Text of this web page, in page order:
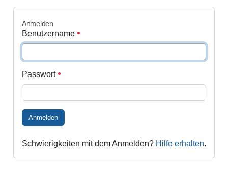
Anmelden
Benutzername
Passwort
Anmelden
Schwierigkeiten mit dem Anmelden? Hilfe erhalten.